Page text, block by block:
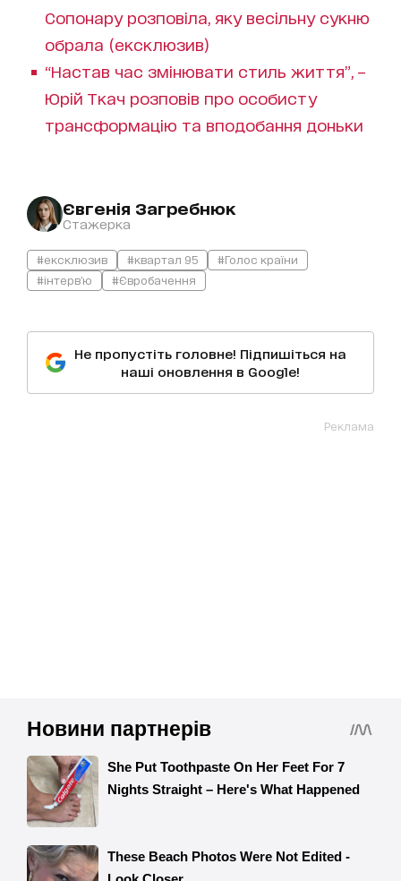
Сопонару розповіла, яку весільну сукню
обрала (ексклюзив)
“Настав час змінювати стиль життя”, –
Юрій Ткач розповів про особисту
трансформацію та вподобання доньки
Євгенія Загребнюк
Стажерка
#ексклюзив #квартал 95
#Голос країни
#інтерв'ю
#Євробачення
Не пропустіть головне! Підпишіться на
наші оновлення в Google!
Реклама